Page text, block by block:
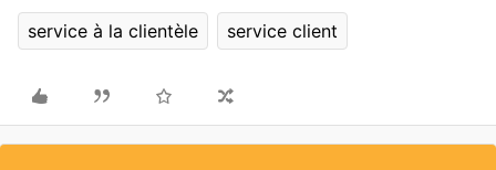
service à la clientèle service client